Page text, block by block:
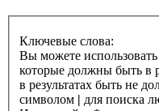
Ключевые слова:
Вы можете использовать
которые должны быть в
в результатах быть не
символом | для поиска